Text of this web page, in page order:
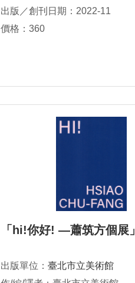
出版／創刊日期：2022-11
價格：360
「hi!你好! —蕭筑方個展」
出版單位： 臺北市立美術館